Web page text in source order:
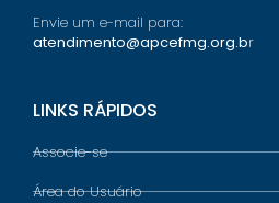
Envie um e-mail para:
atendimento@apcefmg.org.br
LINKS RÁPIDOS
Associe-se
Área do Usuário